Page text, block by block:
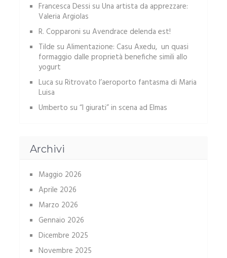
Francesca Dessi su Una artista da apprezzare:
Valeria Argiolas
R. Copparoni su Avendrace delenda est!
Tilde su Alimentazione: Casu Axedu, un quasi
formaggio dalle proprietà benefiche simili allo
yogurt
Luca su Ritrovato l’aeroporto fantasma di Maria
Luisa
Umberto su “I giurati” in scena ad Elmas
Archivi
Maggio 2026
Aprile 2026
Marzo 2026
Gennaio 2026
Dicembre 2025
Novembre 2025